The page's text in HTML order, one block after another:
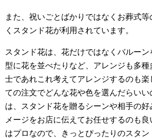
また、祝いごとばかりではなくお葬式等
くスタンド花が利用されています。
スタンド花は、花だけではなくバルーン
型に花を並べたりなど、アレンジも多種
士であれこれ考えてアレンジするのも楽
ての注文でどんな花や色を選んだらいい
は、スタンド花を贈るシーンや相手の好
メージをお店に伝えてお任せするのも
はプロなので、きっとぴったりのスタン